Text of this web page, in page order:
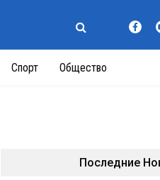
Спорт Общество
Последние